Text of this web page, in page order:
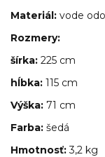
Materiál: vode
Rozmery:
šírka: 225 cm
hĺbka: 115 cm
Výška: 71 cm
Farba: šedá
Hmotnosť:3,2 kg